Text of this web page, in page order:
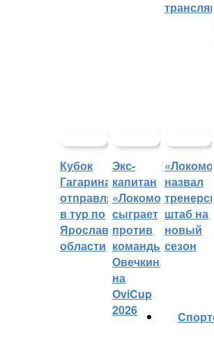
Кубок
Гагарина
отправляется
в тур по
Ярославской
области
Экс-
капитан
«Локомотива»
сыграет
против
команды
Овечкина
на
OviCup
2026
назвал
штаб на
новый
сезон